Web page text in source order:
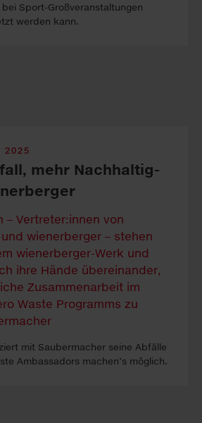
Sport-Großveranstaltungen
werden kann.
2025
mehr Nach­hal­tig­
mit Saubermacher seine Abfälle
Ambassadors machen’s möglich.